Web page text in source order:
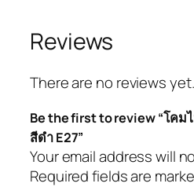
Reviews
There are no reviews yet.
Be the first to review “โคม
สีดำ E27”
Your email address will
Required fields are